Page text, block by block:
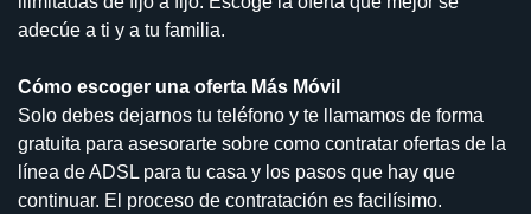
adecúe a ti y a tu familia.
Cómo escoger una oferta Más Móvil
Solo debes dejarnos tu teléfono y te llamamos de forma
gratuita para asesorarte sobre como contratar ofertas de la
línea de ADSL para tu casa y los pasos que hay que
continuar. El proceso de contratación es facilísimo.